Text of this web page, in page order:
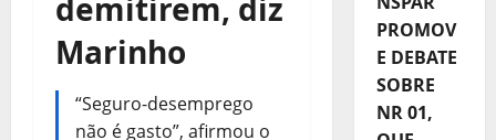
demitirem, diz
Marinho
“Seguro-desemprego
não é gasto”, afirmou o
PROMOV
E DEBATE
SOBRE
NR 01,